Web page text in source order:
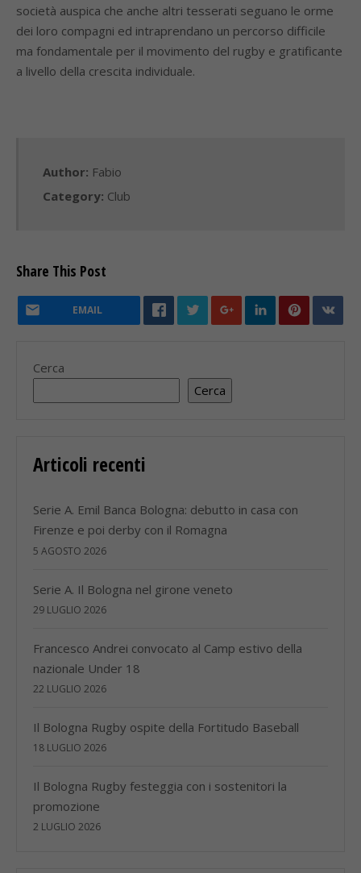
società auspica che anche altri tesserati seguano le orme
dei loro compagni ed intraprendano un percorso difficile
ma fondamentale per il movimento del rugby e gratificante
a livello della crescita individuale.
Author: Fabio
Category: Club
Share This Post
EMAIL
Cerca
Cerca
Articoli recenti
Serie A. Emil Banca Bologna: debutto in casa con
Firenze e poi derby con il Romagna
5 AGOSTO 2026
Serie A. Il Bologna nel girone veneto
29 LUGLIO 2026
Francesco Andrei convocato al Camp estivo della
nazionale Under 18
22 LUGLIO 2026
Il Bologna Rugby ospite della Fortitudo Baseball
18 LUGLIO 2026
Il Bologna Rugby festeggia con i sostenitori la
promozione
2 LUGLIO 2026